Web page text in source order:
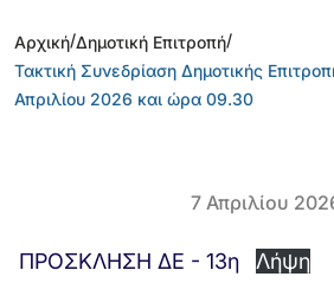
Αρχική/Δημοτική Επιτροπή/
Τακτική Συνεδρίαση Δημοτικής
Απριλίου 2026 και ώρα 09.30
7 Απριλίου
ΠΡΟΣΚΛΗΣΗ ΔΕ - 13η Λήψη